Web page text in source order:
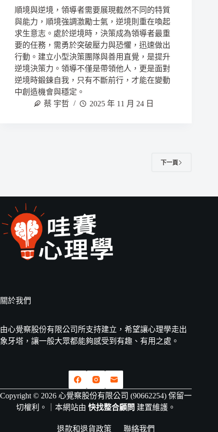
順境與逆境，領導者需要展現截然不同的特質
與能力，順境強調激勵士氣，逆境則重在喚起
求生意志。處於逆境時，決策成為領導者最重
要的任務，需勇於突破壓力與恐懼，迅速做出
行動。建立小型決策團隊與善用直覺，是提升
逆境決策力。領導不僅是帶領他人，更是面對
逆境時鍛鍊自我，只有不斷前行，才能在變動
中創造機會與穩定。
蔡 宇哲
2025 年 11 月 24 日
下一頁
關於我們
由心覺察股份有限公司所支持建立，希望讓心理學走出
象牙塔，讓一般大眾都能夠感受到有趣、有用之處。
Copyright © 2026 心覺察股份有限公司 (90662254) 保留一
切權利。｜本網站由快找整合顧問 建置維護。
退款和退貨政策 聯絡我們